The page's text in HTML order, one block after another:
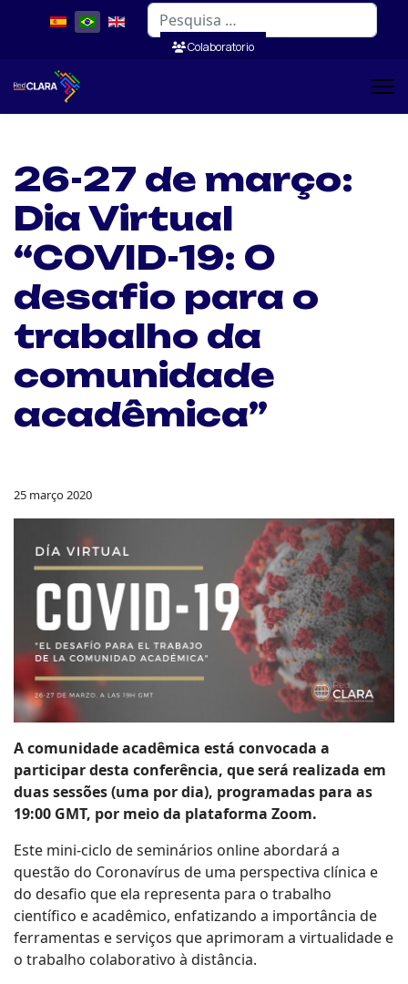
Pesquisar
Colaboratorio
26-27 de março:
Dia Virtual
“COVID-19: O
desafio para o
trabalho da
comunidade
acadêmica”
25 março 2020
A comunidade acadêmica está convocada a
participar desta conferência, que será realizada em
duas sessões (uma por dia), programadas para as
19:00 GMT, por meio da plataforma Zoom.
Este mini-ciclo de seminários online abordará a
questão do Coronavírus de uma perspectiva clínica e
do desafio que ela representa para o trabalho
científico e acadêmico, enfatizando a importância de
ferramentas e serviços que aprimoram a virtualidade e
o trabalho colaborativo à distância.